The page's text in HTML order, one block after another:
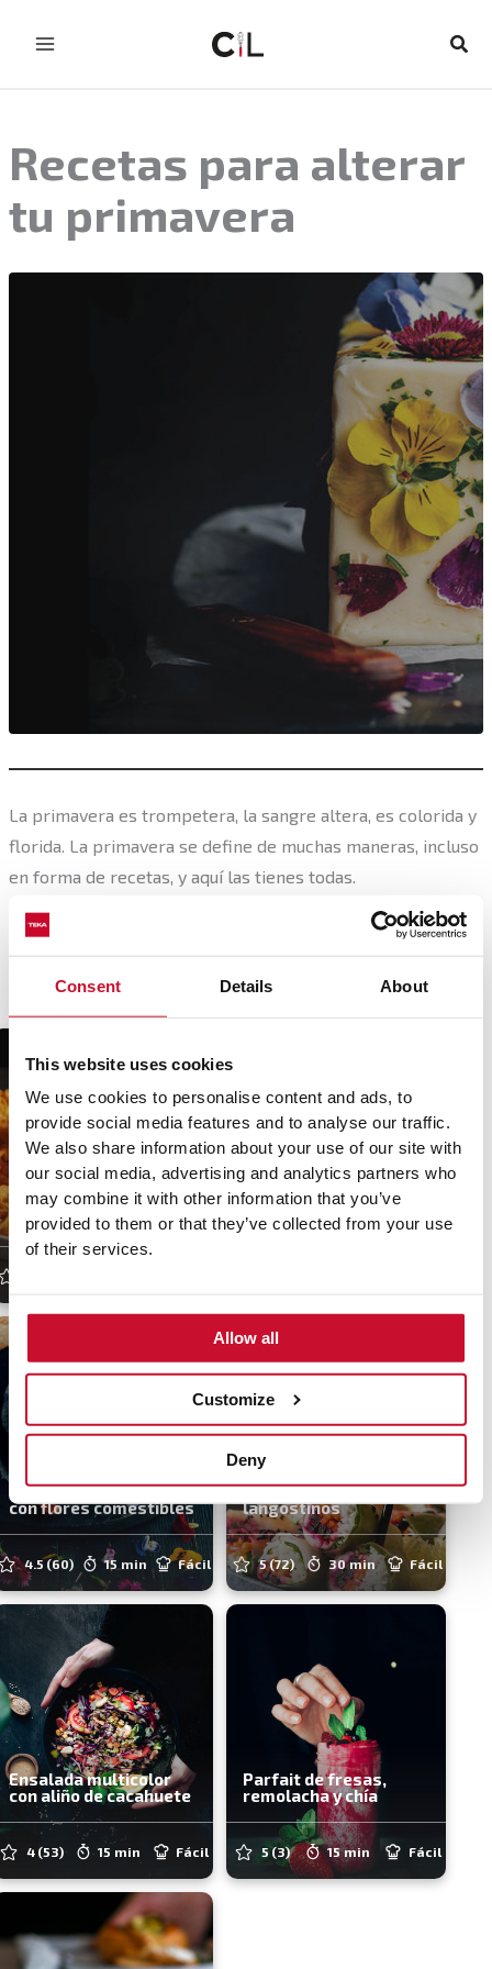
Consent Details About
This website uses cookies
We use cookies to personalise content and ads, to
provide social media features and to analyse our traffic.
We also share information about your use of our site with
our social media, advertising and analytics partners who
may combine it with other information that you’ve
provided to them or that they’ve collected from your use
of their services.
Allow all
Customize
Deny
Recetas para alterar
tu primavera
La primavera es trompetera, la sangre altera, es colorida y
florida. La primavera se define de muchas maneras, incluso
en forma de recetas, y aquí las tienes todas.
Flores Fritas de
Semana Santa
Hummus verde de
espinacas, pepino y
perejil
Mantequilla casera
con flores comestibles
4.5(60) 15 min Fácil
Rollitos Vietnamitas
de verduras y
langostinos
5(72) 30 min Fácil
Ensalada multicolor
con aliño de cacahuete
4 (53) 15 min Fácil
Parfait de fresas,
remolacha y chía
5 (3) 15 min Fácil